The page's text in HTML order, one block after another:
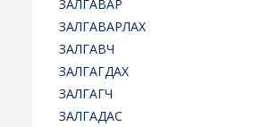
ЗАЛГАВАР
ЗАЛГАВАРЛАХ
ЗАЛГАВЧ
ЗАЛГАГДАХ
ЗАЛГАГЧ
ЗАЛГАДАС